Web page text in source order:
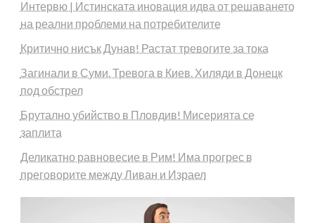
Интервю | Истинската иновация идва от решаването
на реални проблеми на потребителите
Критично нисък Дунав! Растат тревогите за тока
Загинали в Суми. Тревога в Киев. Хиляди в Донецк
под обстрел
Брутално убийство в Пловдив! Мисерията се
заплита
Деликатно равновесие в Рим! Има прогрес в
преговорите между Ливан и Израел